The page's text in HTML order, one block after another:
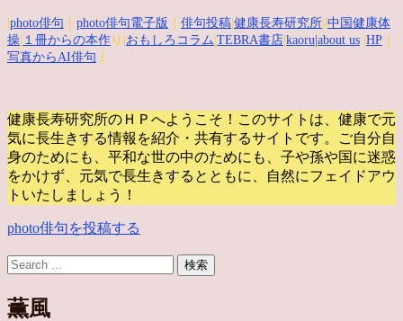
photo俳句 photo俳句電子版 俳句投稿 健康長寿研究所 中国健康体
操 １冊からの本作 り| おもしろコラム TEBRA書店 kaoru |about us HP
写真からAI俳句
健康長寿研究所のＨＰへようこそ！このサイトは、健康で元
気に長生きする情報を紹介・共有するサイトです。
ご自分自
身のためにも、平和な世の中のためにも、子や孫や国に迷惑
をかけず、元気で長生きするとともに、自然にフェイドアウ
トいたしましょう！
photo俳句を投稿する
薫風